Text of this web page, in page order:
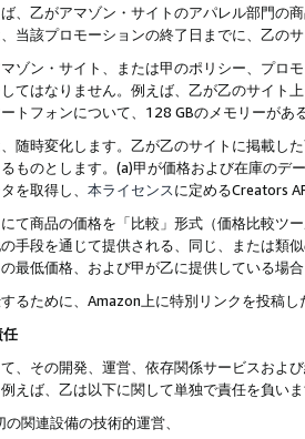
、乙がアマゾン・サイトのアパレル部門の
当該プロモーションの終了日までに、乙の
ゾン・サイト、または甲のポリシー、プロ
てはなりません。例えば、乙が乙のサイト
トフォンについて、128 GBのメモリーがあ
随時変化します。乙が乙のサイトに掲載し
ものとします。(a)甲が価格および在庫の
を取得し、 本ライセンスに定めるCreators
て商品の価格を「比較」形式（価格比較ツ
手段を通じて提供される、同じ、または類
最低価格、および甲が乙に提供している場
るために、Amazon上に特別リンクを投稿
任
、その開発、運営、依存関係サービスおよ
えば、乙は以下に関して単独で責任を負い
関連設備の技術的運営、